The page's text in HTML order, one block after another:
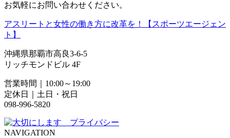
お気軽にお問い合わせください。
アスリートと女性の働き方に改革を！【スポーツエージェン
ト】
沖縄県那覇市高良3-6-5
リッチモンドビル 4F
営業時間｜10:00～19:00
定休日｜土日・祝日
098-996-5820
NAVIGATION